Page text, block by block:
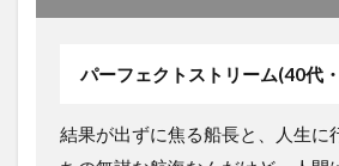
パーフェクトストリーム(40代
結果が出ずに焦る船長と、人生に